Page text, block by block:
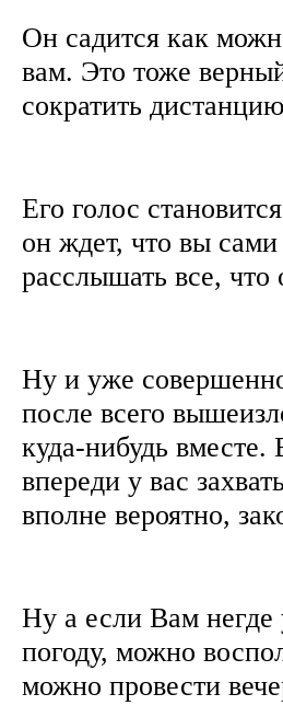
Он садится как
вам. Это тоже
сократить
Его голос
он ждет, что вы
расслышать все, что
Ну и уже
после всего
куда-нибудь вместе.
впереди у вас
вполне вероятно,
Ну а если Вам
погоду, можно
можно провести